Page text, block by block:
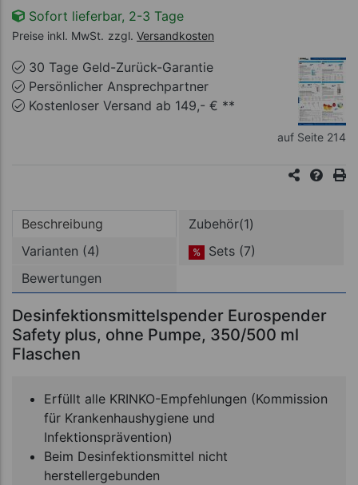
Sofort lieferbar, 2-3 Tage
Preise inkl. MwSt. zzgl. Versandkosten
30 Tage Geld-Zurück-Garantie
Persönlicher Ansprechpartner
Kostenloser Versand ab 149,- € **
auf Seite 214
Beschreibung
Zubehör(1)
Varianten (4)
% Sets (7)
Bewertungen
Desinfektionsmittelspender Eurospender
Safety plus, ohne Pumpe, 350/500 ml
Flaschen
Erfüllt alle KRINKO-Empfehlungen (Kommission
für Krankenhaushygiene und
Infektionsprävention)
Beim Desinfektionsmittel nicht
herstellergebunden